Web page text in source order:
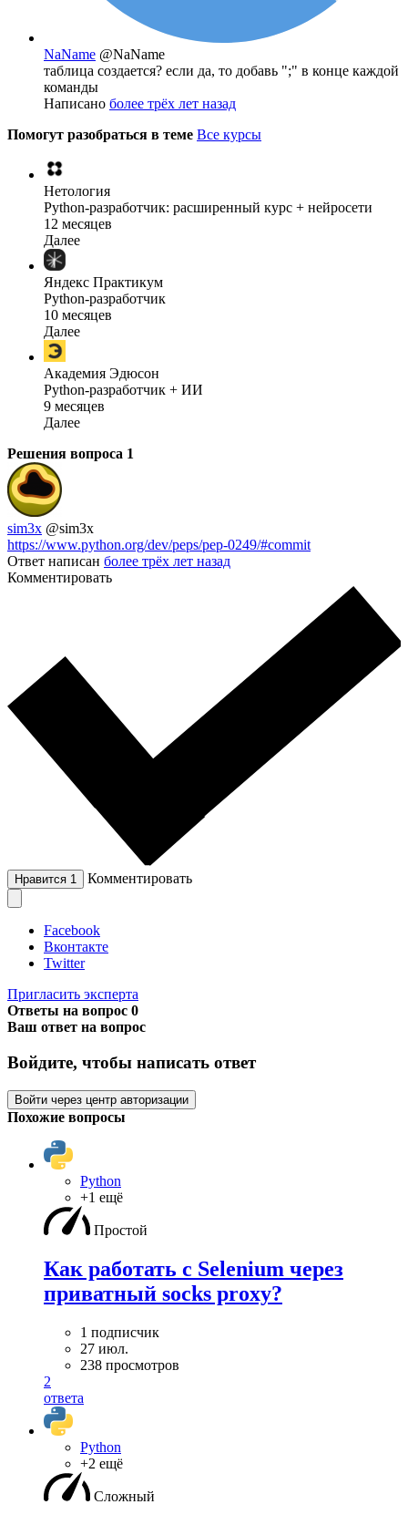
NaName @NaName
таблица создается? если да, то добавь ";" в конце каждой
команды
Написано более трёх лет назад
Помогут разобраться в теме Все курсы
Нетология
Python-разработчик: расширенный курс + нейросети
12 месяцев
Далее
Яндекс Практикум
Python-разработчик
10 месяцев
Далее
Академия Эдюсон
Python-разработчик + ИИ
9 месяцев
Далее
Решения вопроса 1
sim3x @sim3x
https://www.python.org/dev/peps/pep-0249/#commit
Ответ написан более трёх лет назад
Комментировать
Нравится 1 Комментировать
Facebook
Вконтакте
Twitter
Пригласить эксперта
Ответы на вопрос 0
Ваш ответ на вопрос
Войдите, чтобы написать ответ
Войти через центр авторизации
Похожие вопросы
Python
+1 ещё
Простой
Как работать с Selenium через
приватный socks proxy?
1 подписчик
27 июл.
238 просмотров
2
ответа
Python
+2 ещё
Сложный